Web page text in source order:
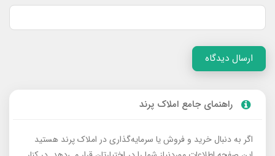
ارسال دیدگاه
راهنمای جامع املاک پرند
اگر به دنبال خرید و فروش یا سرمایه‌گذاری در املاک پرند هستید